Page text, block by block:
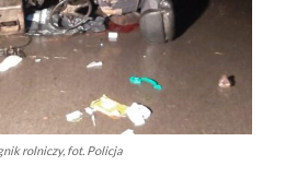
rolniczy, fot. Policja